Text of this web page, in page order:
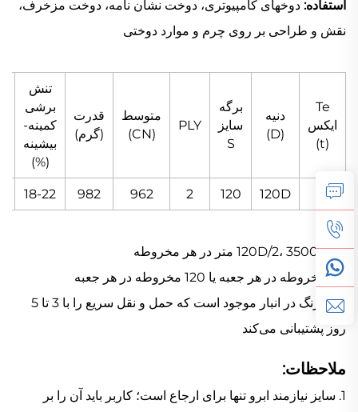
استفاده: دوخهای کامپیوتری، دوخت نشان نامه، دوخت مزخرف،
نقش و طراحی بر روی چرم و موارد دوختی
Te
ایکس
(t)
دنیه
(D)
برگه
سایز
S
PLY
متوسط
(CN)
قدرت
(گرم)
تنش
برشی
کمینه-
بیشینه
(%)
27
120D
120
2
962
982
18-22
سایز 120D/2، 3500 متر در هر مخروطه
60 مخروطه در هر جعبه یا 120 مخروطه در هر جعبه
720 رنگ در انبار موجود است که حمل و نقل سریع را با 3 تا 5
روز پشتیبانی می‌کند
ملاحظات:
1. سایز نیازمند ابرو تنها برای ارجاع است؛ کاربر باید آن را بر